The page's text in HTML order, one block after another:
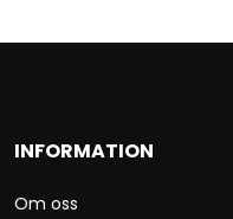
INFORMATION
Om oss